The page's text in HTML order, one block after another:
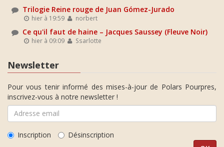
Trilogie Reine rouge de Juan Gómez-Jurado
hier à 19:59 norbert
Ce qu'il faut de haine – Jacques Saussey (Fleuve Noir)
hier à 09:09 Ssarlotte
Newsletter
Pour vous tenir informé des mises-à-jour de Polars Pourpres,
inscrivez-vous à notre newsletter !
Inscription Désinscription